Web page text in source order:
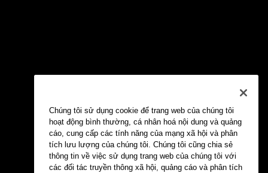
Chúng tôi sử dụng cookie để trang web của chúng tôi
hoạt động bình thường, cá nhân hoá nội dung và quảng
cáo, cung cấp các tính năng của mạng xã hội và phân
tích lưu lượng của chúng tôi. Chúng tôi cũng chia sẻ
thông tin về việc sử dụng trang web của chúng tôi với
các đối tác truyền thông xã hội, quảng cáo và phân tích